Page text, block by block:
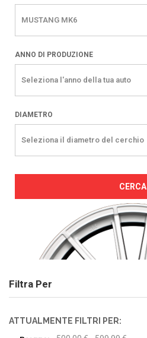
MUSTANG MK6
ANNO DI PRODUZIONE
Seleziona l'anno della tua auto
DIAMETRO
Seleziona il diametro del cerchio
CERCA
Filtra Per
ATTUALMENTE FILTRI PER: